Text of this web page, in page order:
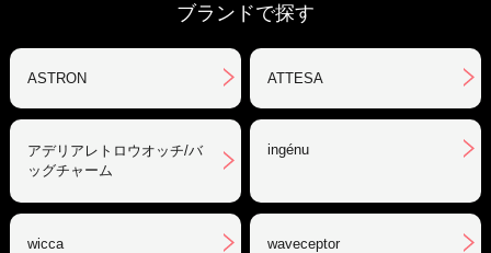
ブランドで探す
ASTRON ATTESA
アデリアレトロウオッチ/バ
ッグチャーム
ingénu
wicca waveceptor